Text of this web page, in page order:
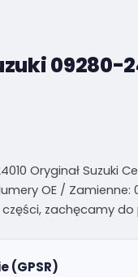
09280-
Oryginał Suzuki
OE / Zamienne:
zachęcamy do
(GPSR)